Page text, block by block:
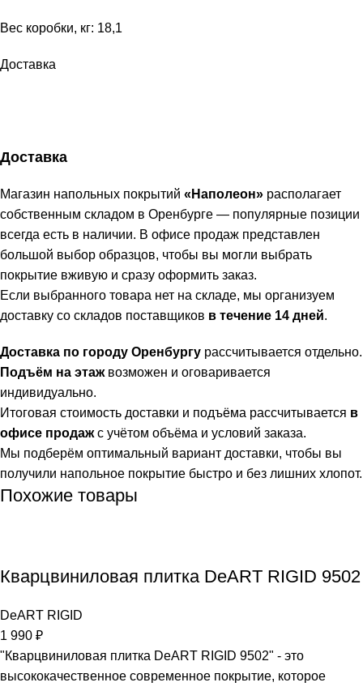
Вес коробки, кг: 18,1
Доставка
Доставка
Магазин напольных покрытий «Наполеон» располагает
собственным складом в Оренбурге — популярные позиции
всегда есть в наличии. В офисе продаж представлен
большой выбор образцов, чтобы вы могли выбрать
покрытие вживую и сразу оформить заказ.
Если выбранного товара нет на складе, мы организуем
доставку со складов поставщиков в течение 14 дней.
Доставка по городу Оренбургу рассчитывается отдельно.
Подъём на этажвозможен и оговаривается
индивидуально.
Итоговая стоимость доставки и подъёма рассчитывается в
офисе продажс учётом объёма и условий заказа.
Мы подберём оптимальный вариант доставки, чтобы вы
получили напольное покрытие быстро и без лишних хлопот.
Похожие товары
Кварцвиниловая плитка DeART RIGID 9502
DeART RIGID
1 990 ₽
"Кварцвиниловая плитка DeART RIGID 9502" - это
высококачественное современное покрытие, которое